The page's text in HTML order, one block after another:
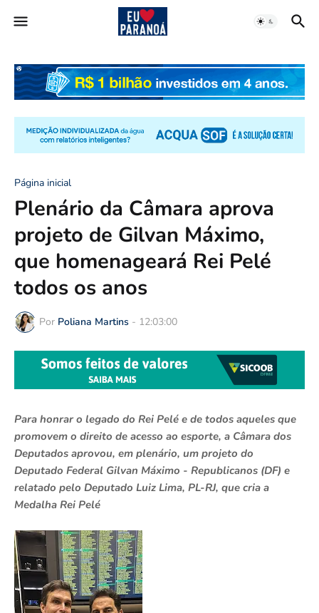
Página inicial
Plenário da Câmara aprova
projeto de Gilvan Máximo,
que homenageará Rei Pelé
todos os anos
Por Poliana Martins - 12:03:00
Para honrar o legado do Rei Pelé e de todos aqueles que
promovem o direito de acesso ao esporte, a Câmara dos
Deputados aprovou, em plenário, um projeto do
Deputado Federal Gilvan Máximo - Republicanos (DF) e
relatado pelo Deputado Luiz Lima, PL-RJ, que cria a
Medalha Rei Pelé